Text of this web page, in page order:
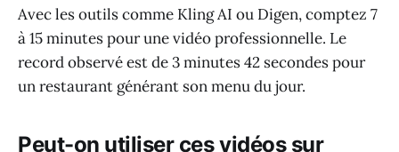
Avec les outils comme Kling AI ou Digen, comptez 7
à 15 minutes pour une vidéo professionnelle. Le
record observé est de 3 minutes 42 secondes pour
un restaurant générant son menu du jour.
Peut-on utiliser ces vidéos sur